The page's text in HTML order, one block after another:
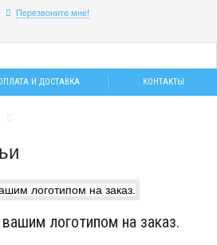
Перезвоните мне!
И ДОСТАВКА КОНТАКТЫ
логотипом на заказ.